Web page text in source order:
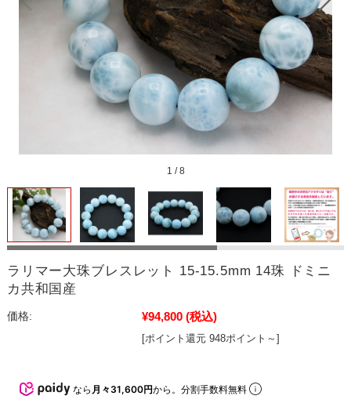
1 /8
ラリマー大珠ブレスレット 15-15.5mm 14珠 ドミニ
カ共和国産
価格: ¥94,800 (税込)
[ポイント還元 948ポイント～]
なら 月々31,600円から。分割手数料無料